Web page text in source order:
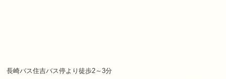
長崎バス住吉バス停より徒歩2～3分